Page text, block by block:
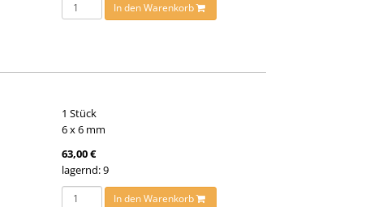
In den Warenkorb
1 Stück
6 x 6 mm
63,00 €
lagernd: 9
In den Warenkorb